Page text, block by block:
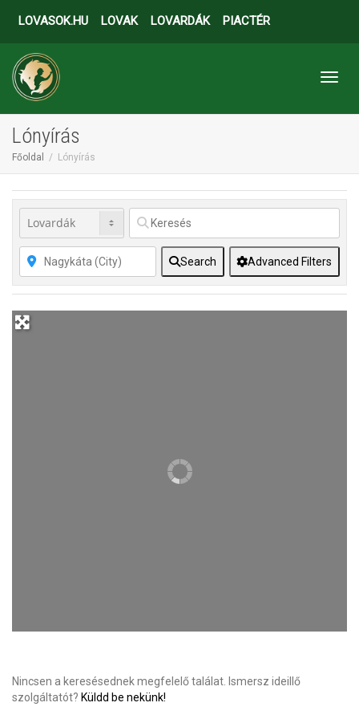
LOVASOK.HU LOVAK LOVARDÁK PIACTÉR
Lónyírás
Főoldal Lónyírás
Search Advanced Filters
Nincsen a keresésednek megfelelő találat. Ismersz ideillő
szolgáltatót? Küldd be nekünk!